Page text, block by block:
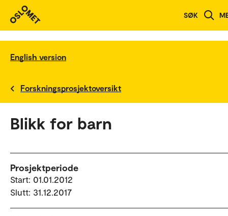
SØK
English version
Forskningsprosjektoversikt
Blikk for barn
Prosjektperiode
Start: 01.01.2012
Slutt: 31.12.2017